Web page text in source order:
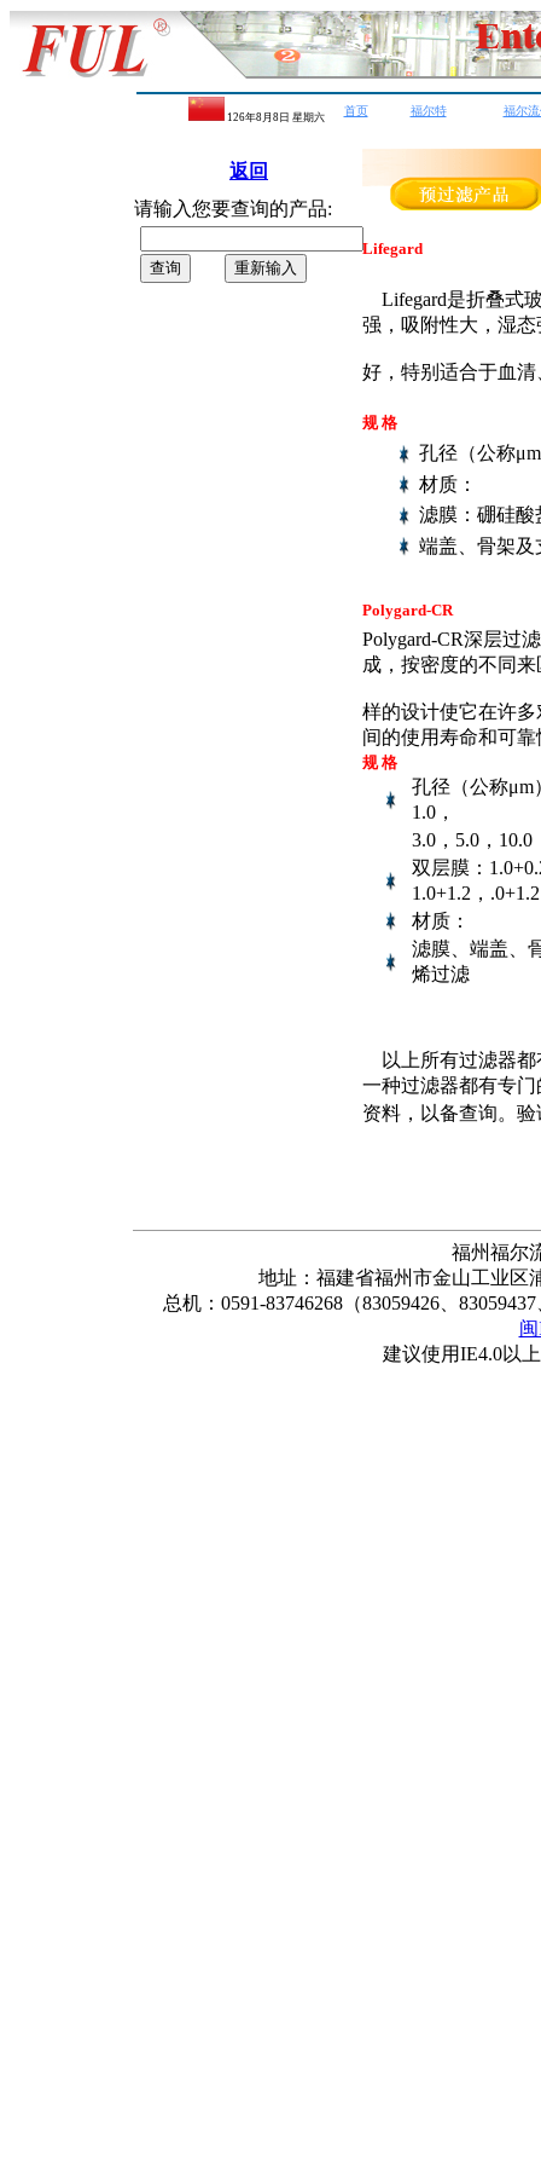
126年8月8日 星期六 首页 福尔特 福尔
返回
请输入您要查询的产品:
Lifegard
Lifegard是折叠式
强，吸附性大，湿态
好，特别适合于血
规 格
孔径（公称
材质：
滤膜：硼硅酸
端盖、骨架及
Polygard-CR
Polygard-CR深层过
成，按密度的不同
样的设计使它在许
间的使用寿命和可靠
规 格
孔径（公称μm
1.0，
3.0，5.0，10.0
双层膜：
1.0+1.2，.0+1.2
材质：
滤膜、端盖、
烯过滤
以上所有过滤器都
一种过滤器都有专门
资料，以备查询。
福州福尔
地址：福建省福州市金山工业
总机：0591-83746268（83059426、
建议使用IE4.0以